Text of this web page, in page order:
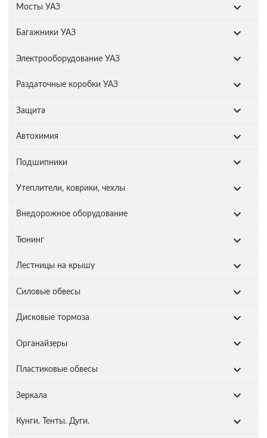
Мосты УАЗ
Багажники УАЗ
Электрооборудование УАЗ
Раздаточные коробки УАЗ
Защита
Автохимия
Подшипники
Утеплители, коврики, чехлы
Внедорожное оборудование
Тюнинг
Лестницы на крышу
Силовые обвесы
Дисковые тормоза
Органайзеры
Пластиковые обвесы
Зеркала
Кунги. Тенты. Дуги.